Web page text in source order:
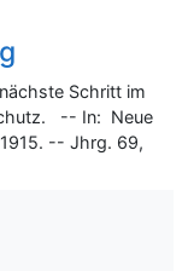
Schritt im
-- In: Neue
-- Jhrg. 69,